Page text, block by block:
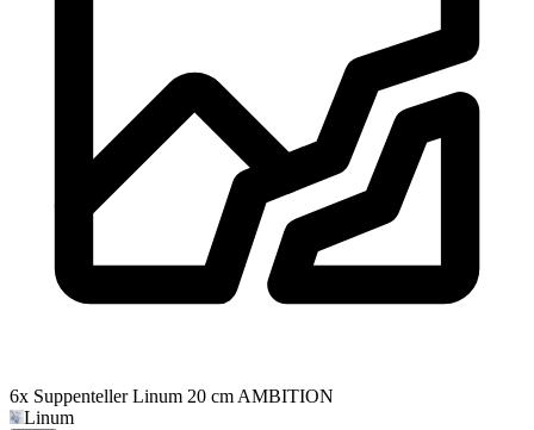
6x Suppenteller Linum 20 cm AMBITION
Linum